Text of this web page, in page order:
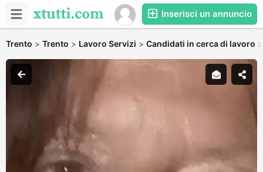
Inserisci un annuncio
Trento > Trento > Lavoro Servizi > Candidati in cerca di lavoro